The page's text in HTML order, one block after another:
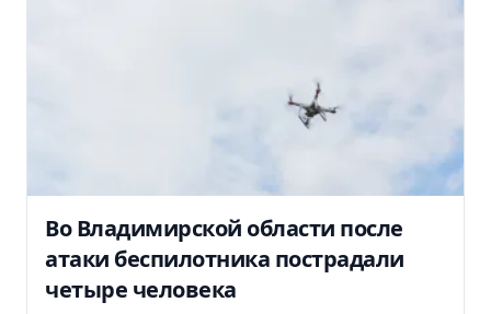
Во Владимирской области после
атаки беспилотника пострадали
четыре человека